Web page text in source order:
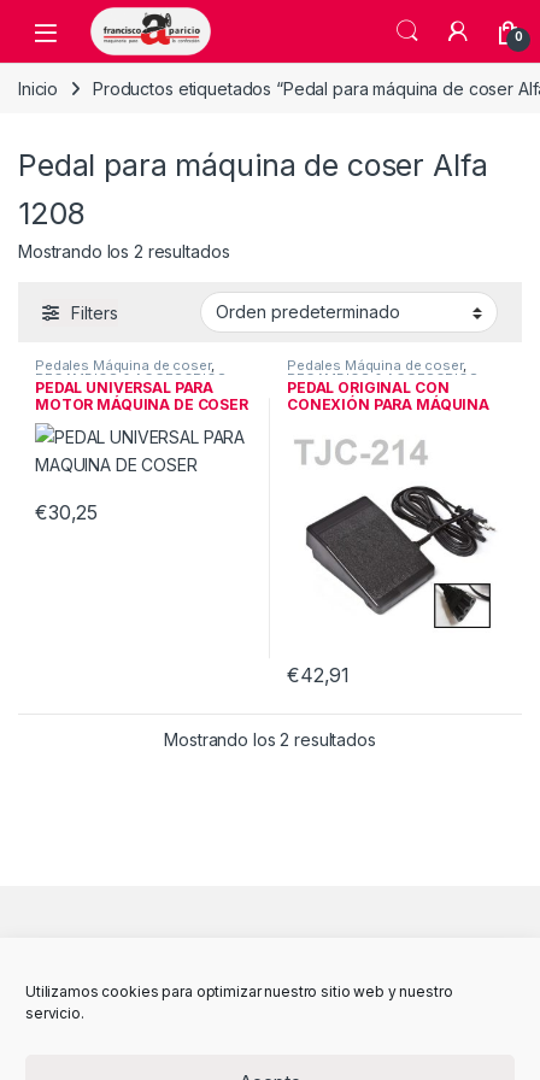
Utilizamos cookies para optimizar nuestro sitio web y nuestro
servicio.
Skip to navigation
Skip to content
Open 0
Inicio Productos etiquetados “Pedal para máquina de coser
Pedal para máquina de coser Alfa
1208
Mostrando los 2 resultados
Filters
Pedales Máquina de coser,
RECAMBIOS & ACCESORIOS
PEDAL UNIVERSAL PARA
MOTOR MÁQUINA DE COSER
€30,25
Pedales Máquina de coser,
RECAMBIOS & ACCESORIOS
PEDAL ORIGINAL CON
CONEXIÓN PARA MÁQUINA
€42,91
Mostrando los 2 resultados